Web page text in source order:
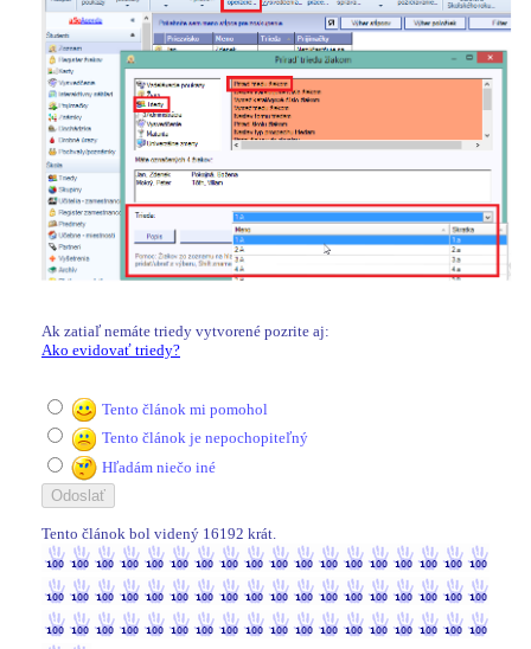
Ak zatiaľ nemáte triedy vytvorené pozrite aj:
Ako evidovať triedy?
Tento článok mi pomohol
Tento článok je nepochopiteľný
Hľadám niečo iné
Tento článok bol videný 16192 krát.